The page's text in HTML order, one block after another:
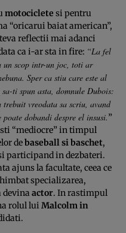
motociclete si pentru
“oricarui baiat american”,
reflectii mai adanci
ca i-ar sta in fire: “La fel
un scop intr-un joc, toti ar
Sper ca stiu care este al
ti spun asta, domnule Dubois:
vreodata sa scriu, avand
dobandi despre el insusi.”
“mediocre” in timpul
debaseball si baschet,
participand in dezbateri.
ajuns la facultate, ceea ce
specializarea,
devina actor. In rastimpul
rolul lui Malcolm in